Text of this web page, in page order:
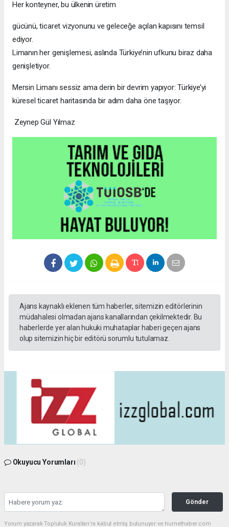
Her konteyner, bu ülkenin üretim
gücünü, ticaret vizyonunu ve geleceğe açılan kapısını temsil
ediyor.
Limanın her genişlemesi, aslında Türkiye’nin ufkunu biraz daha
genişletiyor.
Mersin Limanı sessiz ama derin bir devrim yapıyor: Türkiye’yi
küresel ticaret haritasında bir adım daha öne taşıyor.
Zeynep Gül Yılmaz
Ajans kaynaklı eklenen tüm haberler, sitemizin editörlerinin
müdahalesi olmadan ajans kanallarından çekilmektedir. Bu
haberlerde yer alan hukuki muhataplar haberi geçen ajans
olup sitemizin hiç bir editörü sorumlu tutulamaz.
Okuyucu Yorumları (0)
Gönder
Yorum yazarak Topluluk Kuralları’nı kabul etmiş bulunuyor ve hurnethaber.com